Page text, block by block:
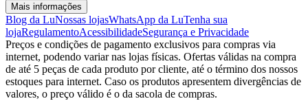
Mais informações
Blog da LuNossas lojasWhatsApp da LuTenha sua
lojaRegulamentoAcessibilidadeSegurança e Privacidade
Preços e condições de pagamento exclusivos para compras via
internet, podendo variar nas lojas físicas. Ofertas válidas na compra
de até 5 peças de cada produto por cliente, até o término dos nossos
estoques para internet. Caso os produtos apresentem divergências de
valores, o preço válido é o da sacola de compras.